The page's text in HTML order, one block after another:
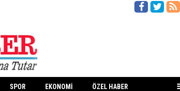
SPOR EKONOMİ ÖZEL HABER